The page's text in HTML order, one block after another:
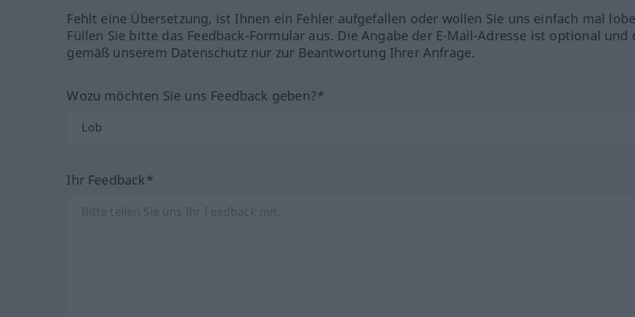
Fehlt eine Übersetzung, ist Ihnen ein Fehler aufgefallen oder wollen Sie uns einfach mal
Füllen Sie bitte das Feedback-Formular aus. Die Angabe der E-Mail-Adresse ist optional und
gemäß unserem Datenschutz nur zur Beantwortung Ihrer Anfrage.
Wozu möchten Sie uns Feedback geben?*
Ihr Feedback*